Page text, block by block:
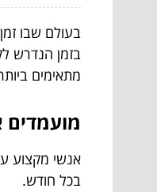
בעולם שבו
בזמן הנדרש
מתאימים
מועמדים
אנשי מקצוע
בכל חודש.